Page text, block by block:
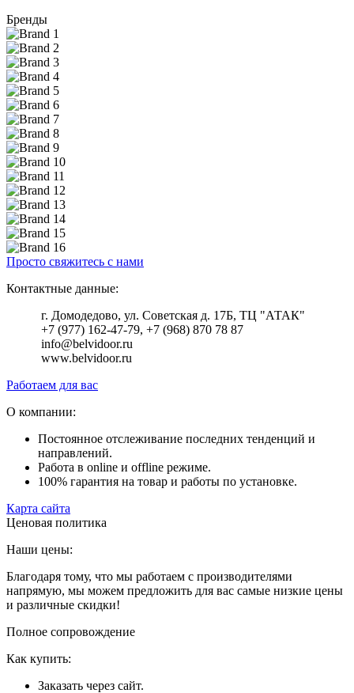
Бренды
Просто свяжитесь с нами
Контактные данные:
г. Домодедово, ул. Советская д. 17Б, ТЦ "АТАК"
+7 (977) 162-47-79, +7 (968) 870 78 87
info@belvidoor.ru
www.belvidoor.ru
Работаем для вас
О компании:
Постоянное отслеживание последних тенденций и
направлений.
Работа в online и offline режиме.
100% гарантия на товар и работы по установке.
Карта сайта
Ценовая политика
Наши цены:
Благодаря тому, что мы работаем с производителями
напрямую, мы можем предложить для вас самые низкие цены
и различные скидки!
Полное сопровождение
Как купить:
Заказать через сайт.